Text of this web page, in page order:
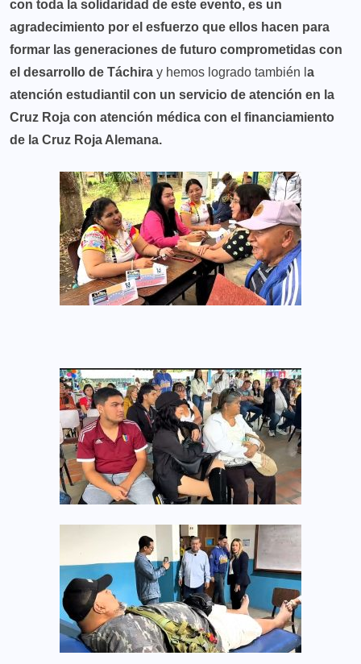
con toda la solidaridad de este evento, es un
agradecimiento por el esfuerzo que ellos hacen para
formar las generaciones de futuro comprometidas con
el desarrollo de Táchira y hemos logrado también l a
atención estudiantil con un servicio de atención en la
Cruz Roja con atención médica con el financiamiento
de la Cruz Roja Alemana.